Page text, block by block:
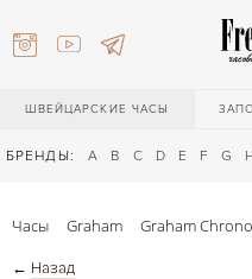
ШВЕЙЦАРСКИЕ ЧАСЫ
БРЕНДЫ: A B C D E F G
Часы Graham Graham
← Назад